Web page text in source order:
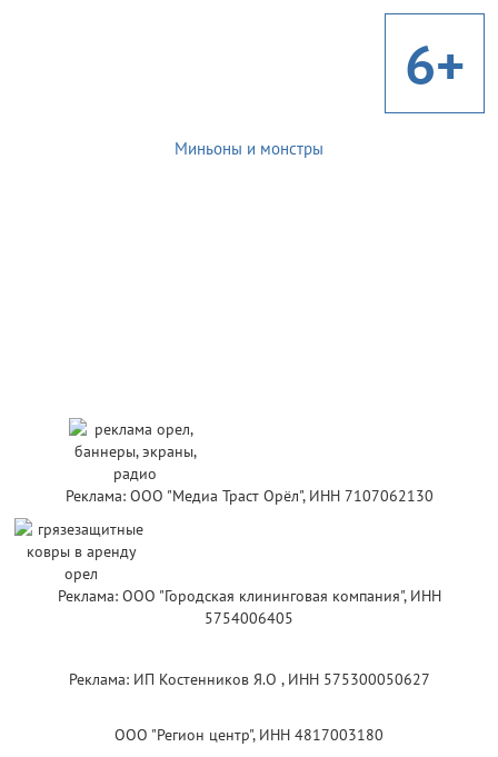
6+
Миньоны и монстры
Реклама: ООО "Медиа Траст Орёл", ИНН 7107062130
Реклама: ООО "Городская клининговая компания", ИНН
5754006405
Реклама: ИП Костенников Я.О , ИНН 575300050627
ООО "Регион центр", ИНН 4817003180